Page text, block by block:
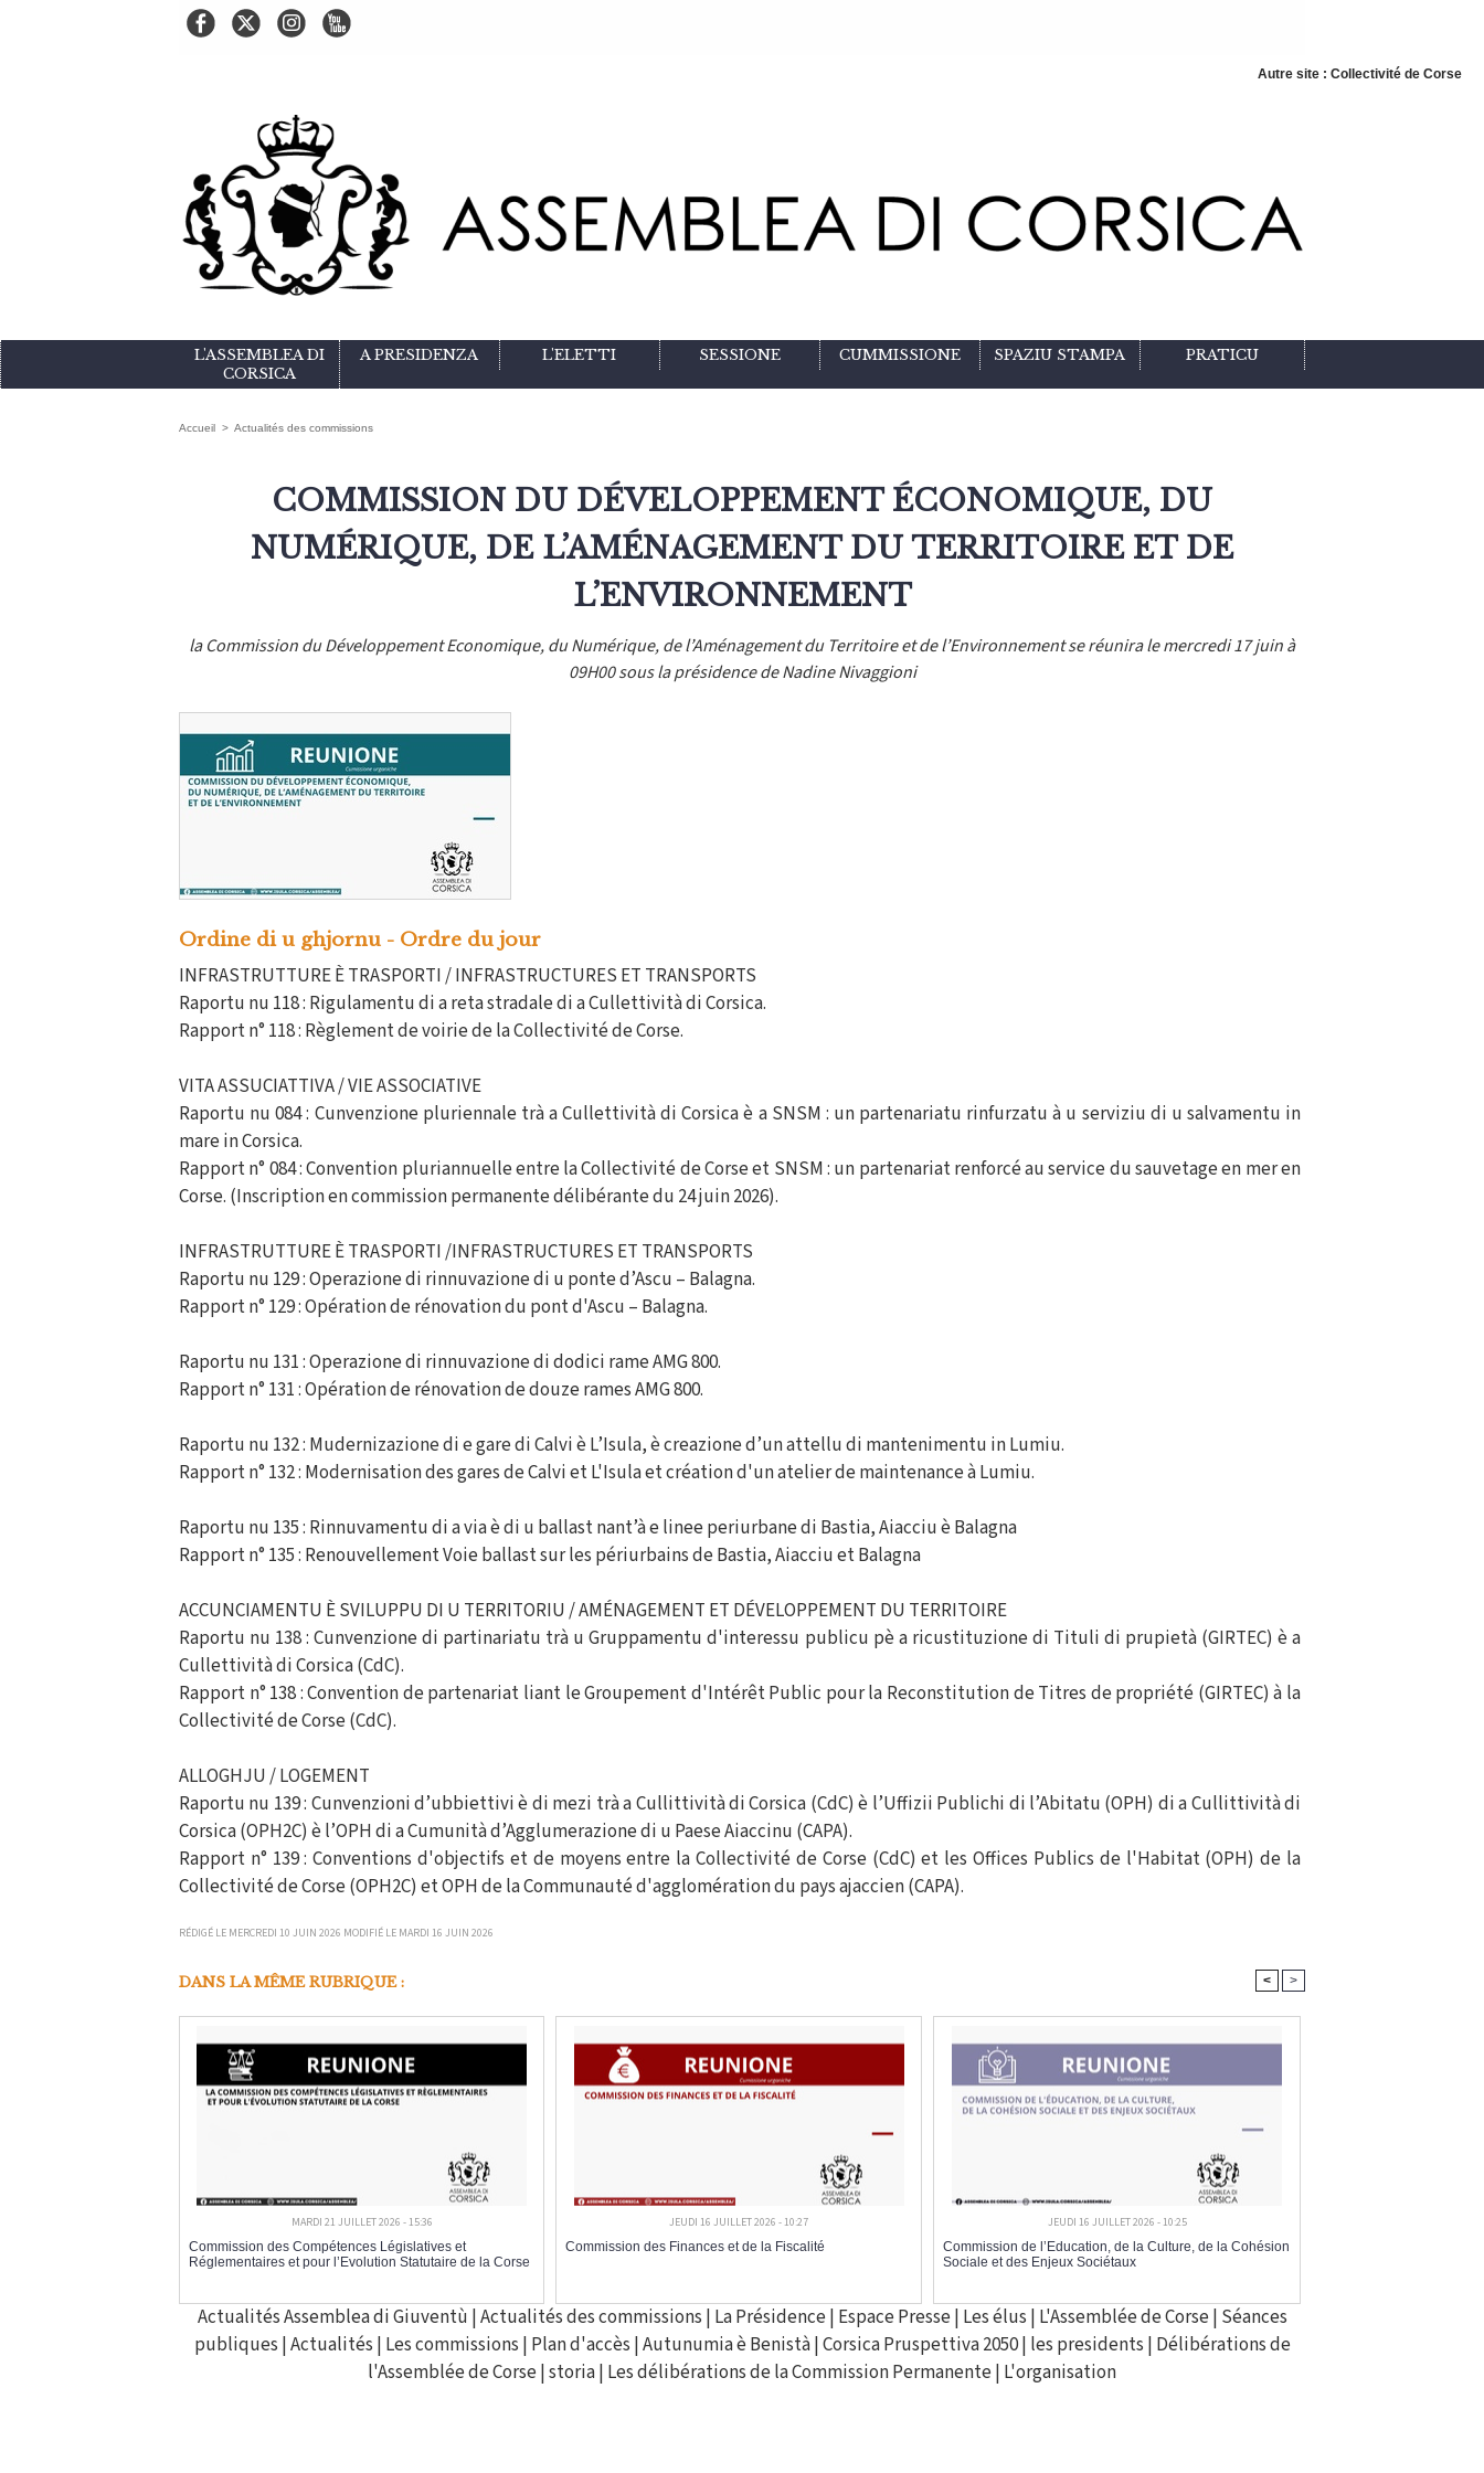
Autre site : Collectivité de Corse
L'ASSEMBLEA DI
CORSICA
A PRESIDENZA L'ELETTI SESSIONE CUMMISSIONE SPAZIU STAMPA PRATICU
Accueil > Actualités des commissions
COMMISSION DU DÉVELOPPEMENT ÉCONOMIQUE, DU
NUMÉRIQUE, DE L’AMÉNAGEMENT DU TERRITOIRE ET DE
L’ENVIRONNEMENT
la Commission du Développement Economique, du Numérique, de l’Aménagement du Territoire et de l’Environnement se réunira le mercredi 17 juin à
09H00 sous la présidence de Nadine Nivaggioni
Ordine di u ghjornu - Ordre du jour
INFRASTRUTTURE È TRASPORTI / INFRASTRUCTURES ET TRANSPORTS
Raportu nu 118 : Rigulamentu di a reta stradale di a Cullettività di Corsica.
Rapport n° 118 : Règlement de voirie de la Collectivité de Corse.
VITA ASSUCIATTIVA / VIE ASSOCIATIVE
Raportu nu 084 : Cunvenzione pluriennale trà a Cullettività di Corsica è a SNSM : un partenariatu rinfurzatu à u serviziu di u salvamentu in
mare in Corsica.
Rapport n° 084 : Convention pluriannuelle entre la Collectivité de Corse et SNSM : un partenariat renforcé au service du sauvetage en mer en
Corse. (Inscription en commission permanente délibérante du 24 juin 2026).
INFRASTRUTTURE È TRASPORTI /INFRASTRUCTURES ET TRANSPORTS
Raportu nu 129 : Operazione di rinnuvazione di u ponte d’Ascu – Balagna.
Rapport n° 129 : Opération de rénovation du pont d'Ascu – Balagna.
Raportu nu 131 : Operazione di rinnuvazione di dodici rame AMG 800.
Rapport n° 131 : Opération de rénovation de douze rames AMG 800.
Raportu nu 132 : Mudernizazione di e gare di Calvi è L’Isula, è creazione d’un attellu di mantenimentu in Lumiu.
Rapport n° 132 : Modernisation des gares de Calvi et L'Isula et création d'un atelier de maintenance à Lumiu.
Raportu nu 135 : Rinnuvamentu di a via è di u ballast nant’à e linee periurbane di Bastia, Aiacciu è Balagna
Rapport n° 135 : Renouvellement Voie ballast sur les périurbains de Bastia, Aiacciu et Balagna
ACCUNCIAMENTU È SVILUPPU DI U TERRITORIU / AMÉNAGEMENT ET DÉVELOPPEMENT DU TERRITOIRE
Raportu nu 138 : Cunvenzione di partinariatu trà u Gruppamentu d'interessu publicu pè a ricustituzione di Tituli di prupietà (GIRTEC) è a
Cullettività di Corsica (CdC).
Rapport n° 138 : Convention de partenariat liant le Groupement d'Intérêt Public pour la Reconstitution de Titres de propriété (GIRTEC) à la
Collectivité de Corse (CdC).
ALLOGHJU / LOGEMENT
Raportu nu 139 : Cunvenzioni d’ubbiettivi è di mezi trà a Cullittività di Corsica (CdC) è l’Uffizii Publichi di l’Abitatu (OPH) di a Cullittività di
Corsica (OPH2C) è l’OPH di a Cumunità d’Agglumerazione di u Paese Aiaccinu (CAPA).
Rapport n° 139 : Conventions d'objectifs et de moyens entre la Collectivité de Corse (CdC) et les Offices Publics de l'Habitat (OPH) de la
Collectivité de Corse (OPH2C) et OPH de la Communauté d'agglomération du pays ajaccien (CAPA).
RÉDIGÉ LE MERCREDI 10 JUIN 2026 MODIFIÉ LE MARDI 16 JUIN 2026
DANS LA MÊME RUBRIQUE : < >
MARDI 21 JUILLET 2026 - 15:36
Commission des Compétences Législatives et
Réglementaires et pour l’Evolution Statutaire de la Corse
JEUDI 16 JUILLET 2026 - 10:27
Commission des Finances et de la Fiscalité
JEUDI 16 JUILLET 2026 - 10:25
Commission de l’Education, de la Culture, de la Cohésion
Sociale et des Enjeux Sociétaux
Actualités Assemblea di Giuventù |Actualités des commissions | La Présidence| Espace Presse| Les élus | L'Assemblée de Corse| Séances
publiques |Actualités | Les commissions | Plan d'accès |Autunumia è Benistà|Corsica Pruspettiva 2050| les presidents | Délibérations de
l'Assemblée de Corse|storia| Les délibérations de la Commission Permanente| L'organisation